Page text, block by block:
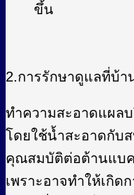
ขึ้น
2.การรักษาดูแลที่บ้า
ทำความสะอาดแผล
โดยใช้น้ำสะอาดกับ
คุณสมบัติต่อต้านแบค
เพราะอาจทำให้เกิด